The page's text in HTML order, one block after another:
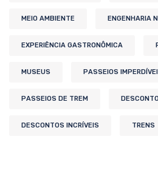
MEIO AMBIENTE ENGENHARIA
EXPERIÊNCIA GASTRONÔMICA
MUSEUS PASSEIOS
PASSEIOS DE TREM
DESCONTOS INCRÍVEIS TRENS